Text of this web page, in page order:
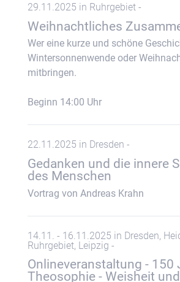
29.11.2025 in Ruhrgebiet -
Weihnachtliches
Wer eine kurze und schöne
Wintersonnenwende oder
mitbringen.
Beginn 14:00 Uhr
22.11.2025 in Dresden -
Gedanken und die innere
des Menschen
Vortrag von Andreas Krahn
14.11. - 16.11.2025 in Dresden,
Ruhrgebiet, Leipzig -
Onlineveranstaltung - 150
Theosophie - Weisheit